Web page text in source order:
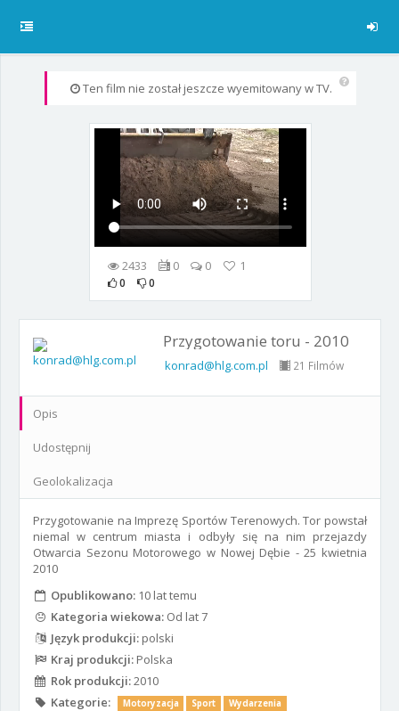
Ten film nie został jeszcze wyemitowany w TV.
2433 0 0 1
0 0
Przygotowanie toru - 2010
konrad@hlg.com.pl 21 Filmów
Opis
Udostępnij
Geolokalizacja
Przygotowanie na Imprezę Sportów Terenowych. Tor powstał
niemal w centrum miasta i odbyły się na nim przejazdy
Otwarcia Sezonu Motorowego w Nowej Dębie - 25 kwietnia
2010
Opublikowano: 10 lat temu
Kategoria wiekowa:Od lat 7
Język produkcji:polski
Kraj produkcji:Polska
Rok produkcji:2010
Kategorie:
Motoryzacja Sport Wydarzenia